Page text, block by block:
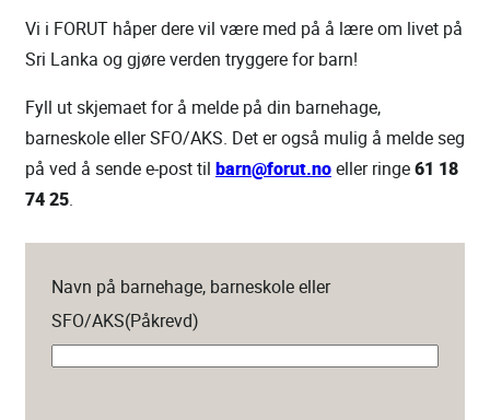
Vi i FORUT håper dere vil være med på å lære om livet på
Sri Lanka og gjøre verden tryggere for barn!
Fyll ut skjemaet for å melde på din barnehage,
barneskole eller SFO/AKS. Det er også mulig å melde seg
på ved å sende e-post til barn@forut.noeller ringe61 18
74 25.
Navn på barnehage, barneskole eller
SFO/AKS(Påkrevd)